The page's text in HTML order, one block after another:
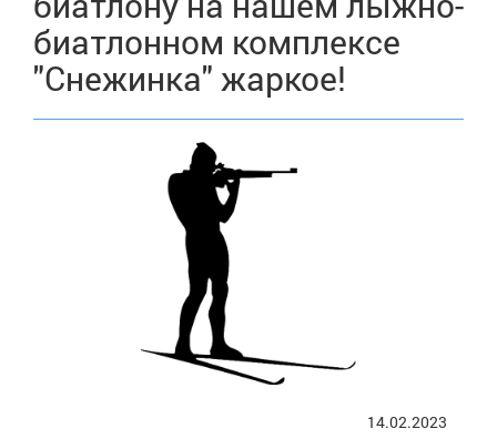
биатлонном комплексе
"Снежинка" жаркое!
14.02.2023